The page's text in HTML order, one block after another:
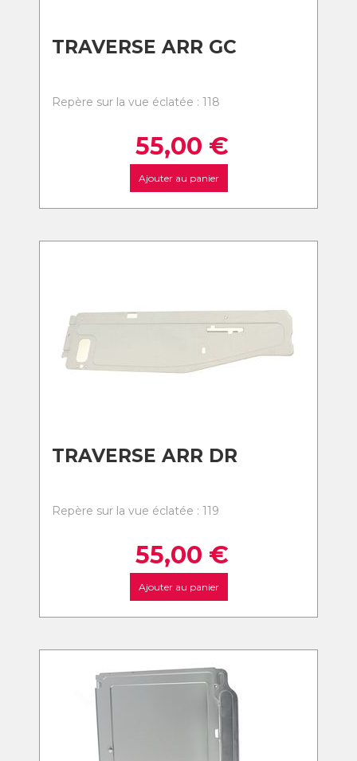
TRAVERSE ARR GC
Repère sur la vue éclatée : 118
55,00 €
Ajouter au panier
TRAVERSE ARR DR
Repère sur la vue éclatée : 119
55,00 €
Ajouter au panier